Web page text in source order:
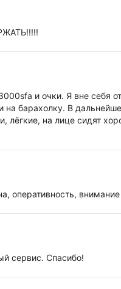
и очки. Я вне себя
на барахолку. В
лёгкие, на лице сидят
и вашего сервиса!
доставки, ну
оперативность,
сервис. Спасибо!